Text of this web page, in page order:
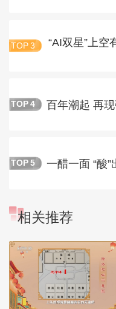
TOP 3 “AI双星”上空
TOP 4 百年潮起 再
TOP 5 一醋一面 “酸
相关推荐